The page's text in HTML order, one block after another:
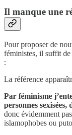
Il manque une
Pour proposer de
féministes, il suffit
:
La référence
Par féminisme
personnes sexisées,
donc évidemment
islamophobes ou